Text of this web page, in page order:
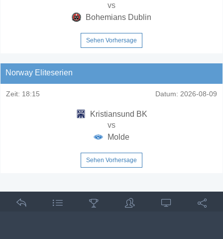
vs
Bohemians Dublin
Sehen Vorhersage
Norway Eliteserien
Zeit: 18:15 Datum: 2026-08-09
Kristiansund BK
vs
Molde
Sehen Vorhersage